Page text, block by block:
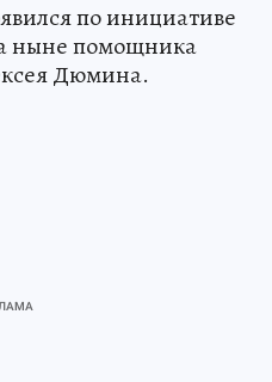
по инициативе
ныне помощника
Дюмина.